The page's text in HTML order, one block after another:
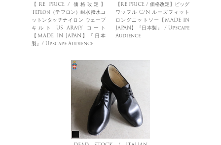
【RE PRICE / 価格改定】
Teflon（テフロン）耐水撥水コ
ットンタッチナイロン ウェーブ
キルト US ARMY コート
【MADE IN JAPAN】『日本
製』/ Upscape Audience
【RE PRICE / 価格改定】ビッグ
ワッフル C/N ルーズフィット
ロングニットソー【MADE IN
JAPAN】『日本製』 / Upscape
Audience